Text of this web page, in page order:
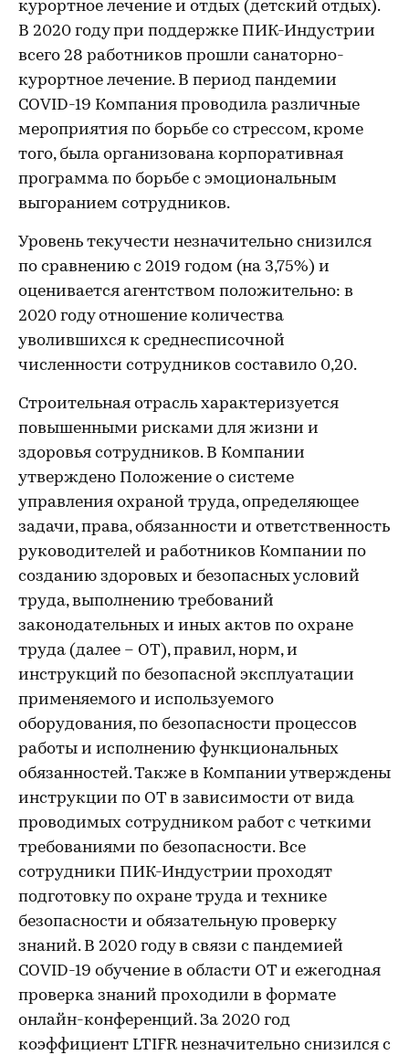
курортное лечение и отдых (детский отдых).
В 2020 году при поддержке ПИК-Индустрии
всего 28 работников прошли санаторно-
курортное лечение. В период пандемии
COVID-19 Компания проводила различные
мероприятия по борьбе со стрессом, кроме
того, была организована корпоративная
программа по борьбе с эмоциональным
выгоранием сотрудников.
Уровень текучести незначительно снизился
по сравнению с 2019 годом (на 3,75%) и
оценивается агентством положительно: в
2020 году отношение количества
уволившихся к среднесписочной
численности сотрудников составило 0,20.
Строительная отрасль характеризуется
повышенными рисками для жизни и
здоровья сотрудников. В Компании
утверждено Положение о системе
управления охраной труда, определяющее
задачи, права, обязанности и ответственность
руководителей и работников Компании по
созданию здоровых и безопасных условий
труда, выполнению требований
законодательных и иных актов по охране
труда (далее – ОТ), правил, норм, и
инструкций по безопасной эксплуатации
применяемого и используемого
оборудования, по безопасности процессов
работы и исполнению функциональных
обязанностей. Также в Компании утверждены
инструкции по ОТ в зависимости от вида
проводимых сотрудником работ с четкими
требованиями по безопасности. Все
сотрудники ПИК-Индустрии проходят
подготовку по охране труда и технике
безопасности и обязательную проверку
знаний. В 2020 году в связи с пандемией
COVID-19 обучение в области ОТ и ежегодная
проверка знаний проходили в формате
онлайн-конференций. За 2020 год
коэффициент LTIFR незначительно снизился с